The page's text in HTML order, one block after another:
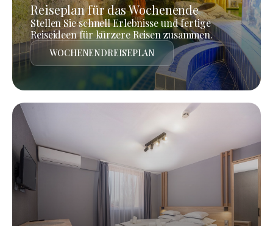
Reiseplan für das Wochenende
Stellen Sie schnell Erlebnisse und fertige
Reiseideen für kürzere Reisen zusammen.
WOCHENENDREISEPLAN